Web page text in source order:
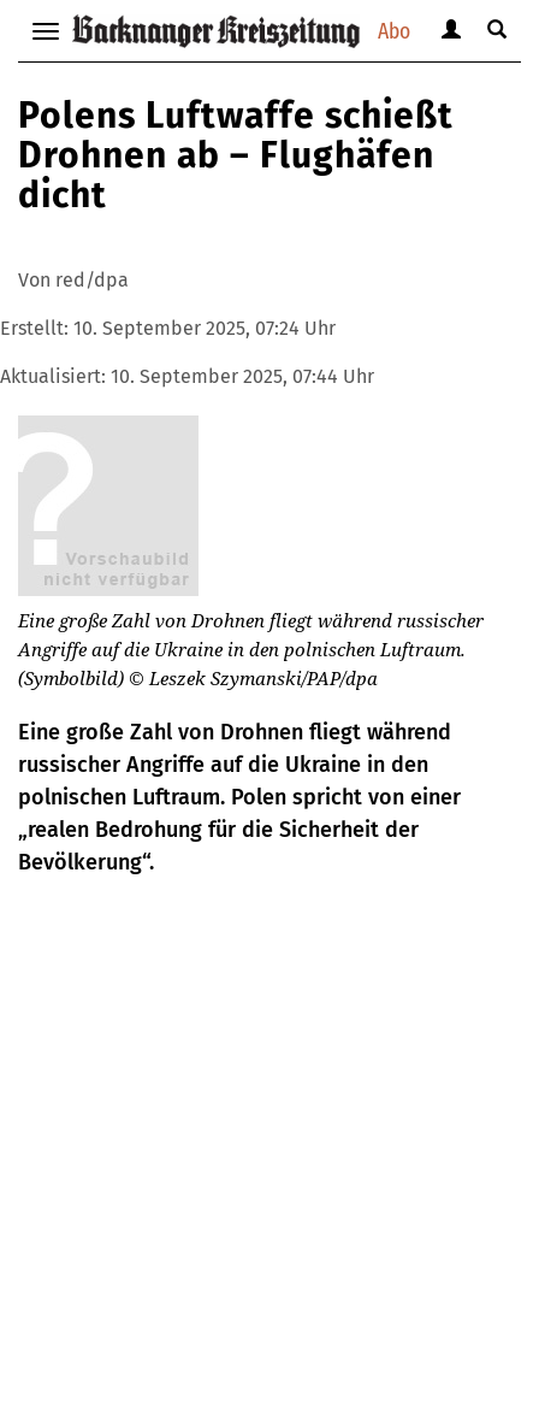
Abo
Navigation
anzeigen
bzw.
verbergen
anzeigen
verbergen
Suche
Polens Luftwaffe schießt
Drohnen ab – Flughäfen
dicht
Von red/dpa
Erstellt: 10. September 2025, 07:24 Uhr
Aktualisiert: 10. September 2025, 07:44 Uhr
Eine große Zahl von Drohnen fliegt während russischer
Angriffe auf die Ukraine in den polnischen Luftraum.
(Symbolbild) © Leszek Szymanski/PAP/dpa
Eine große Zahl von Drohnen fliegt während
russischer Angriffe auf die Ukraine in den
polnischen Luftraum. Polen spricht von einer
„realen Bedrohung für die Sicherheit der
Bevölkerung“.